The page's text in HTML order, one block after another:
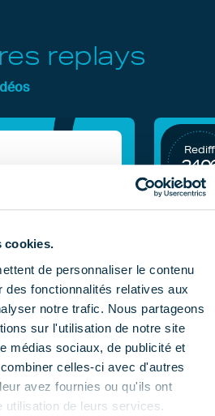
cookies.
de personnaliser le contenu
des fonctionnalités relatives aux
notre trafic. Nous partageons
sur l'utilisation de notre site
médias sociaux, de publicité et
celles-ci avec d'autres
avez fournies ou qu'ils ont
utilisation de leurs services.
replays
Rediff
2024
Les DM